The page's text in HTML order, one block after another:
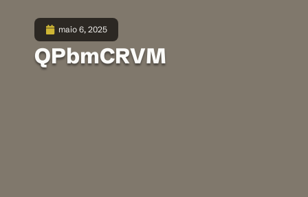
maio 6, 2025
QPbmCRVM